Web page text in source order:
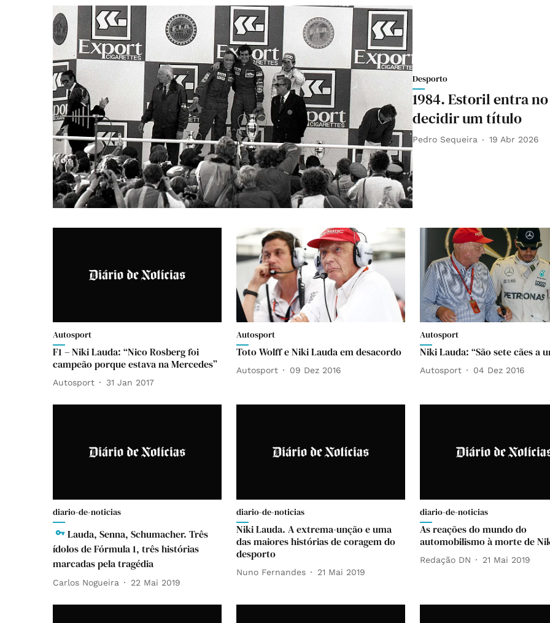
Desporto
1984. Estoril entra
decidir um título
Pedro Sequeira 19 Abr 2026
Autosport
F1 – Niki Lauda: “Nico Rosberg foi
campeão porque estava na Mercedes”
Autosport 31 Jan 2017
Autosport
Toto Wolff e Niki Lauda em desacordo
Autosport 09 Dez 2016
Autosport
Niki Lauda: “São sete cães a
Autosport 04 Dez 2016
diario-de-noticias
Lauda, Senna, Schumacher. Três
ídolos de Fórmula 1, três histórias
marcadas pela tragédia
Carlos Nogueira 22 Mai 2019
diario-de-noticias
Niki Lauda. A extrema-unção e uma
das maiores histórias de coragem do
desporto
Nuno Fernandes 21 Mai 2019
diario-de-noticias
As reações do mundo do
automobilismo à morte de
Redação DN 21 Mai 2019